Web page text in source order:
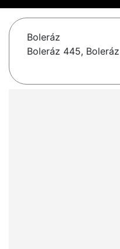
Boleráz
Boleráz 445, Boleráz